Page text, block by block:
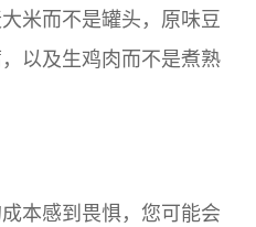
米而不是罐头，原味豆
以及生鸡肉而不是煮熟
本感到畏惧，您可能会